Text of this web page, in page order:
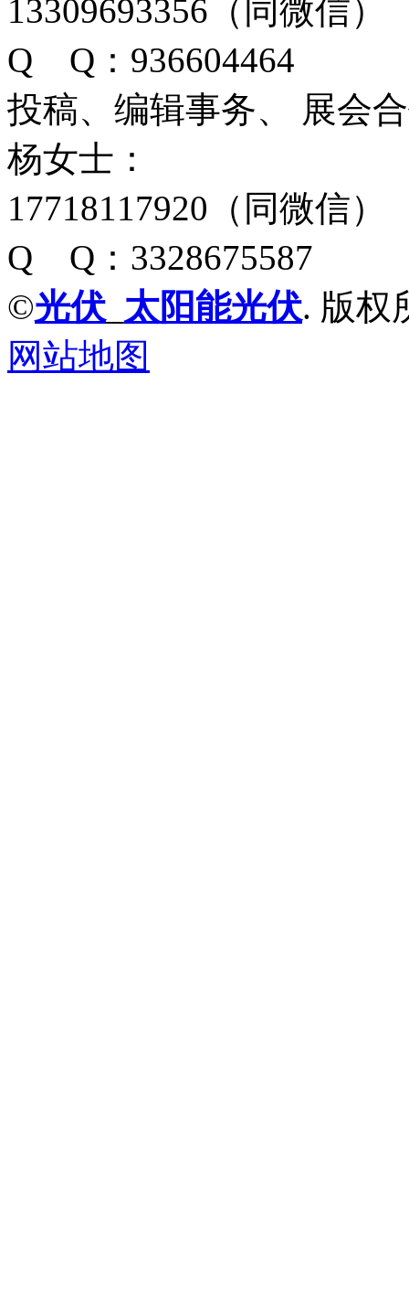
13309693356（同微信）
Q Q：936604464
投稿、编辑事务、 展会
杨女士：
17718117920（同微信）
Q Q：3328675587
©光伏 太阳能光伏. 版权
网站地图